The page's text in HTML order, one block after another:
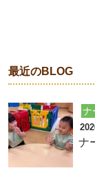
最近のBLOG
ナ
ナ